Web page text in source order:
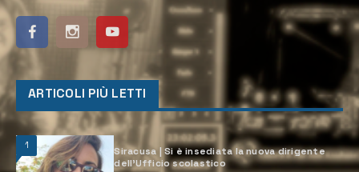
ARTICOLI PIÙ LETTI
1
Siracusa | Si è insediata la nuova dirigente
dell’Ufficio scolastico